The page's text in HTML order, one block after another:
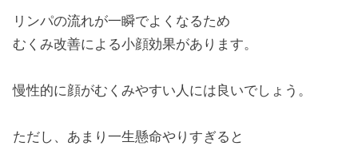
リンパの流れが一瞬でよくなるため
むくみ改善による小顔効果があります。
慢性的に顔がむくみやすい人には良いでしょう。
ただし、あまり一生懸命やりすぎると